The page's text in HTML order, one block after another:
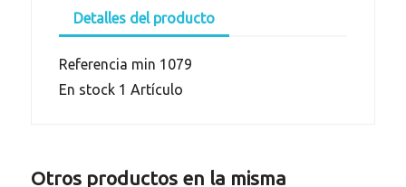
Detalles del producto
Referencia min 1079
En stock 1 Artículo
Otros productos en la misma